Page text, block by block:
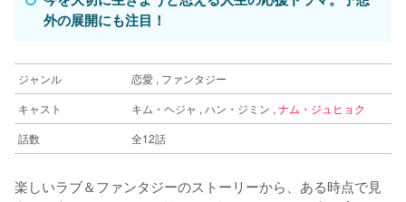
外の展開にも注目！
ジャンル
恋愛 , ファンタジー
キャスト
キム・ヘジャ , ハン・ジミン , ナム・ジュヒョク
話数
全12話
楽しいラブ＆ファンタジーのストーリーから、ある時点で見